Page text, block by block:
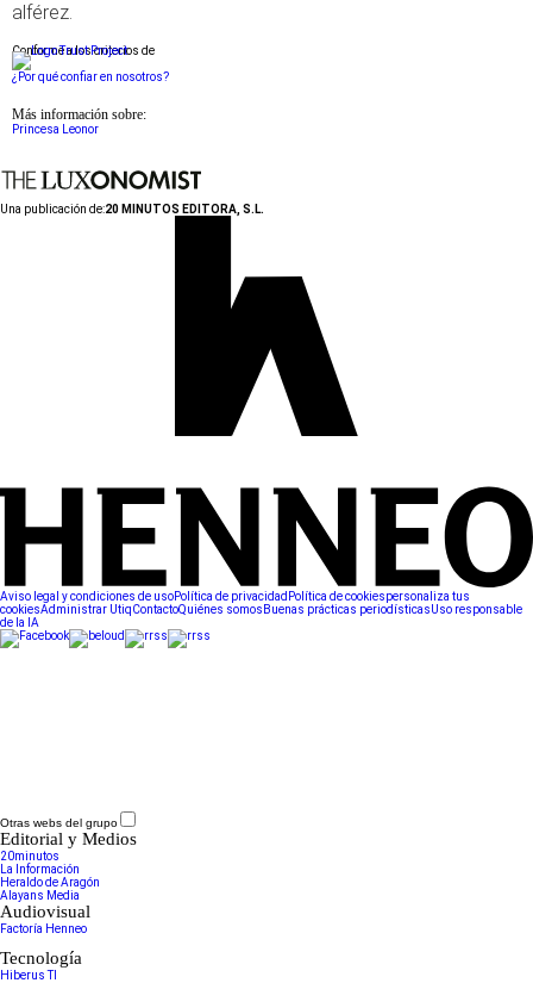
alférez.
Conforme a los criterios de
¿Por qué confiar en nosotros?
Más información sobre:
Princesa Leonor
Una publicación de:20 MINUTOS EDITORA, S.L.
Aviso legal y condiciones de usoPolítica de privacidad Política de cookiespersonaliza tus
cookiesAdministrar UtiqContactoQuiénes somos Buenas prácticas periodísticasUso responsable
de la IA
Otras webs del grupo
Editorial y Medios
20minutos
La Información
Heraldo de Aragón
Alayans Media
Audiovisual
Factoría Henneo
Tecnología
Hiberus TI